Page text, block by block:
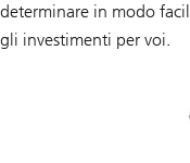
determinare in modo
gli investimenti per voi.